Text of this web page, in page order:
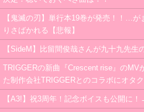
【鬼滅の刃】単行本19巻が発売！！…
りさばかれる【悲報】
【SideM】比留間俊哉さんが九十九先生
TRIGGERの新曲『Crescent rise』の
た制作会社TRIGGERとのコラボにオタ
【A3!】祝3周年！記念ボイスも公開に